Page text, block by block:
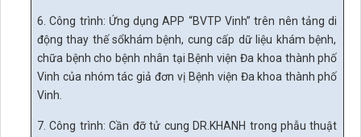
6. Công trình: Ứng dụng APP “BVTP Vinh” trên nên tảng di
động thay thế sổkhám bệnh, cung cấp dữ liệu khám bệnh,
chữa bệnh cho bệnh nhân tại Bệnh viện Đa khoa thành phố
Vinh của nhóm tác giả đơn vị Bệnh viện Đa khoa thành phố
Vinh.
7. Công trình: Cần đỡ tử cung DR.KHANH trong phẫu thuật